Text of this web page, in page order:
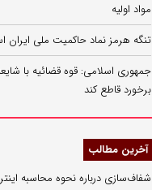
مواد اولیه
تنگه هرمز نماد حاکمیت ملی ایران
جمهوری اسلامی: قوه قضائیه با
برخورد قاطع کند
آخرین مطالب
شفاف‌سازی درباره نحوه محاسبه